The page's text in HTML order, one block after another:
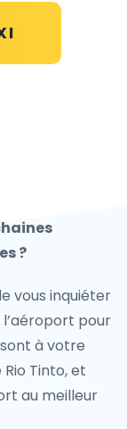
?
vous inquiéter
pour
à votre
Tinto, et
au meilleur